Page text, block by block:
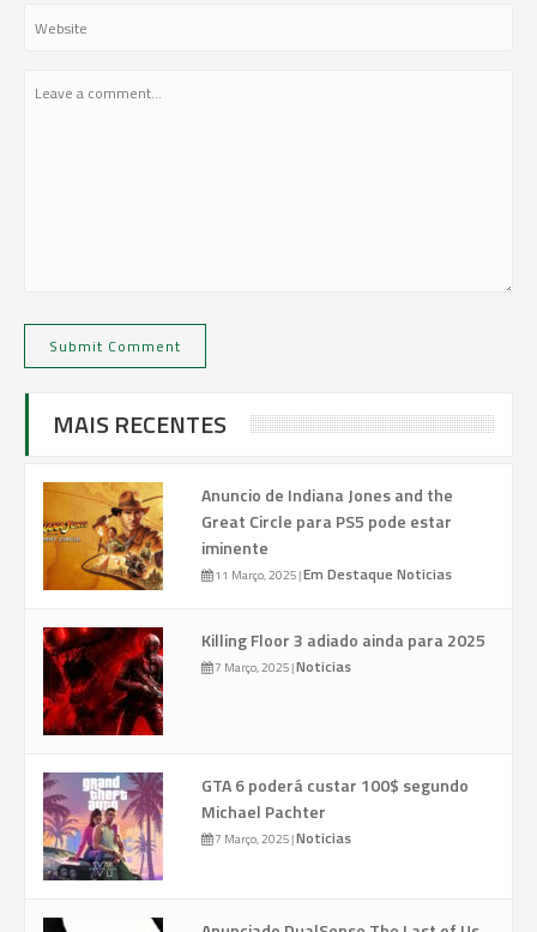
MAIS RECENTES
Anuncio de Indiana Jones and the
Great Circle para PS5 pode estar
iminente
11 Março, 2025|Em Destaque Noticias
Killing Floor 3 adiado ainda para 2025
7 Março, 2025|Noticias
GTA 6 poderá custar 100$ segundo
Michael Pachter
7 Março, 2025|Noticias